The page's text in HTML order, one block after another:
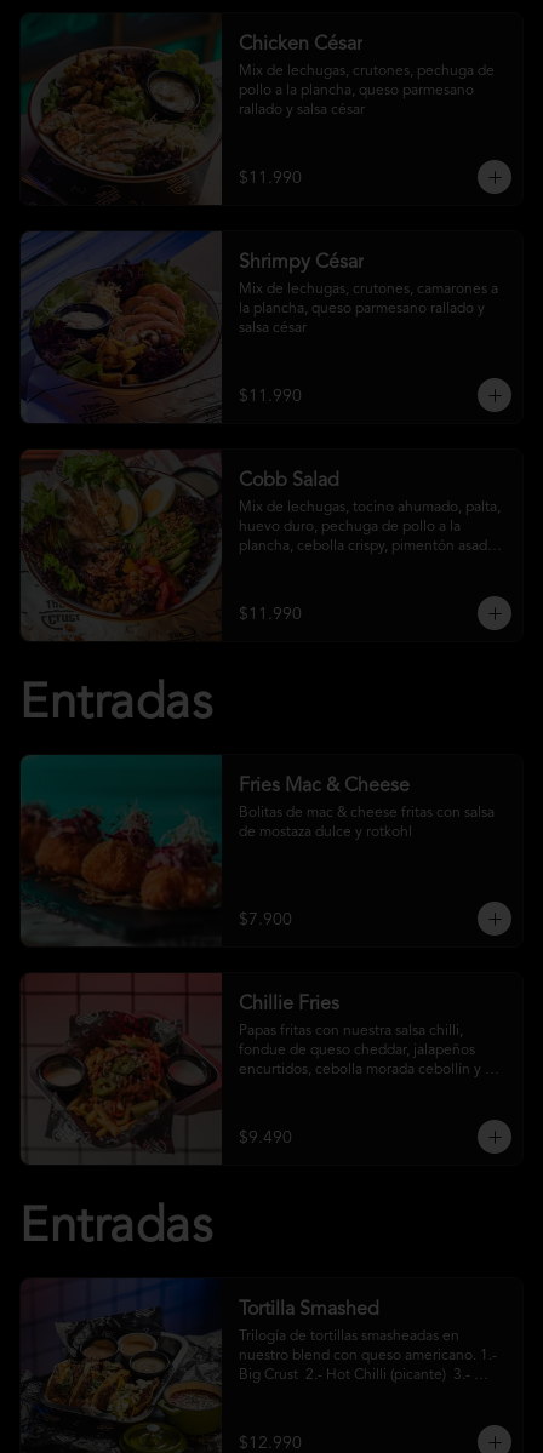
Chicken César
Mix de lechugas, crutones, pechuga de
pollo a la plancha, queso parmesano
rallado y salsa césar
$11.990
Shrimpy César
Mix de lechugas, crutones, camarones a
la plancha, queso parmesano rallado y
salsa césar
$11.990
Cobb Salad
Mix de lechugas, tocino ahumado, palta,
huevo duro, pechuga de pollo a la
plancha, cebolla crispy, pimentón asado,
$11.990
Entradas
Fries Mac & Cheese
Bolitas de mac & cheese fritas con salsa
de mostaza dulce y rotkohl
$7.900
Chillie Fries
Papas fritas con nuestra salsa chilli,
fondue de queso cheddar, jalapeños
encurtidos, cebolla morada cebollín y
$9.490
Entradas
Tortilla Smashed
Trilogía de tortillas smasheadas en
nuestro blend con queso americano. 1.-
Big Crust  2.- Hot Chilli (picante)  3.-
$12.990